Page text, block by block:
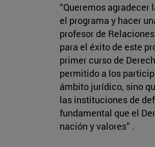
“Queremos agradecer
el programa y hacer
profesor de
para el éxito de este
primer curso de
permitido a los
ámbito jurídico, sino
las instituciones de
fundamental que el
nación y valores” .